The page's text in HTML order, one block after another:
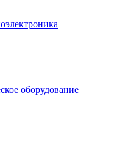
оборудование